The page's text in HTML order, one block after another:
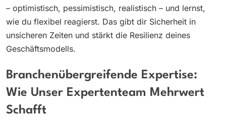
– optimistisch, pessimistisch, realistisch – und lernst,
wie du flexibel reagierst. Das gibt dir Sicherheit in
unsicheren Zeiten und stärkt die Resilienz deines
Geschäftsmodells.
Branchenübergreifende Expertise:
Wie Unser Expertenteam Mehrwert
Schafft